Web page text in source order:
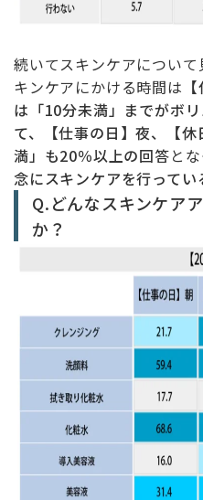
続いてスキンケアについ
キンケアにかける時間は
は「10分未満」までがボ
て、【仕事の日】夜、【
満」も20％以上の回答と
念にスキンケアを行ってい
Q.どんなスキンケア
か？